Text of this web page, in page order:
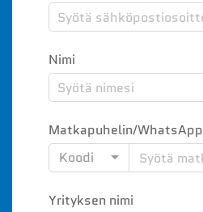
Nimi
Matkapuhelin/WhatsApp
Koodi
Yrityksen nimi